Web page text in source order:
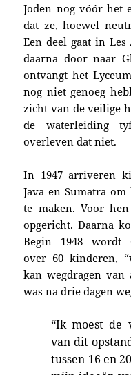
Joden nog vóór het
dat ze, hoewel
Een deel gaat in
daarna door naar
ontvangt het
nog niet genoeg
zicht van de veilige
de waterleiding
overleven dat niet.
In 1947 arriveren
Java en Sumatra
te ma­ken. Voor
opgericht. Daarna
Begin 1948 wordt
over 60 kinderen,
kan wegdragen van
was na drie dagen
“Ik moest de
van dit
tussen 16 en